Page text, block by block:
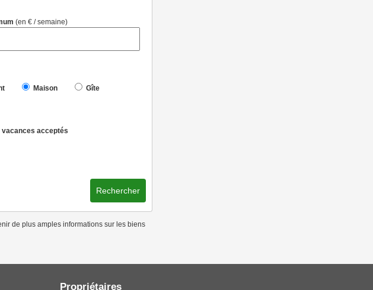
(en € / semaine)
Maison Gîte
vacances acceptés
Rechercher
de plus amples informations sur les biens
Propriétaires